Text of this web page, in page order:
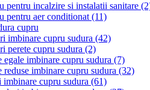
pentru incalzire si instalatii sanitare
pentru aer conditionat (11)
cupru
imbinare cupru sudura (42)
perete cupru sudura (2)
egale imbinare cupru sudura (7)
reduse imbinare cupru sudura (32)
imbinare cupru sudura (61)